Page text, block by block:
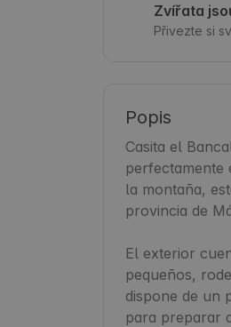
Zvířata
Přivezte si
Popis
Casita el
perfectamente
la montaña,
provincia de
El exterior
pequeños,
dispone de un
para preparar